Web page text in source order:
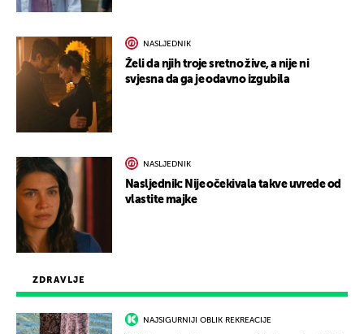
ZDRAVLJE
NAJSIGURNIJI OBLIK REKREACIJE
NASLJEDNIK
Želi da njih troje sretno žive, a nije ni
svjesna da ga je odavno izgubila
NASLJEDNIK
Nasljednik: Nije očekivala takve uvrede od
vlastite majke